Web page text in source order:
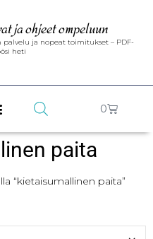
ja ohjeet ompeluun
ja nopeat toimitukset – PDF-
heti
0
paita
“kietaisumallinen paita”